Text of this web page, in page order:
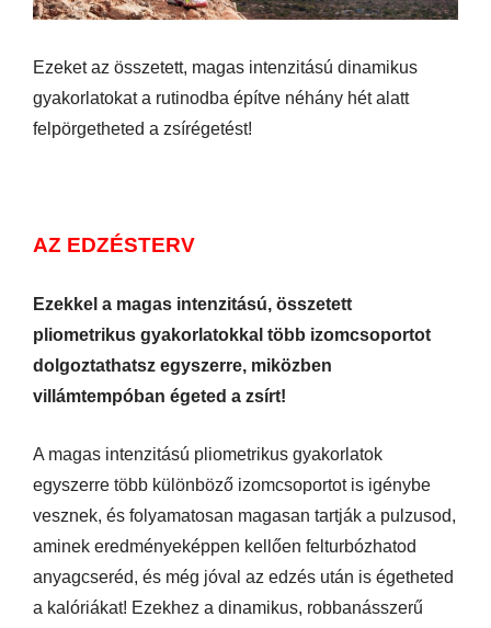
Ezeket az összetett, magas intenzitású dinamikus
gyakorlatokat a rutinodba építve néhány hét alatt
felpörgetheted a zsírégetést!
AZ EDZÉSTERV
Ezekkel a magas intenzitású, összetett
pliometrikus gyakorlatokkal több izomcsoportot
dolgoztathatsz egyszerre, miközben
villámtempóban égeted a zsírt!
A magas intenzitású pliometrikus gyakorlatok
egyszerre több különböző izomcsoportot is igénybe
vesznek, és folyamatosan magasan tartják a pulzusod,
aminek eredményeképpen kellően felturbózhatod
anyagcseréd, és még jóval az edzés után is égetheted
a kalóriákat! Ezekhez a dinamikus, robbanásszerű